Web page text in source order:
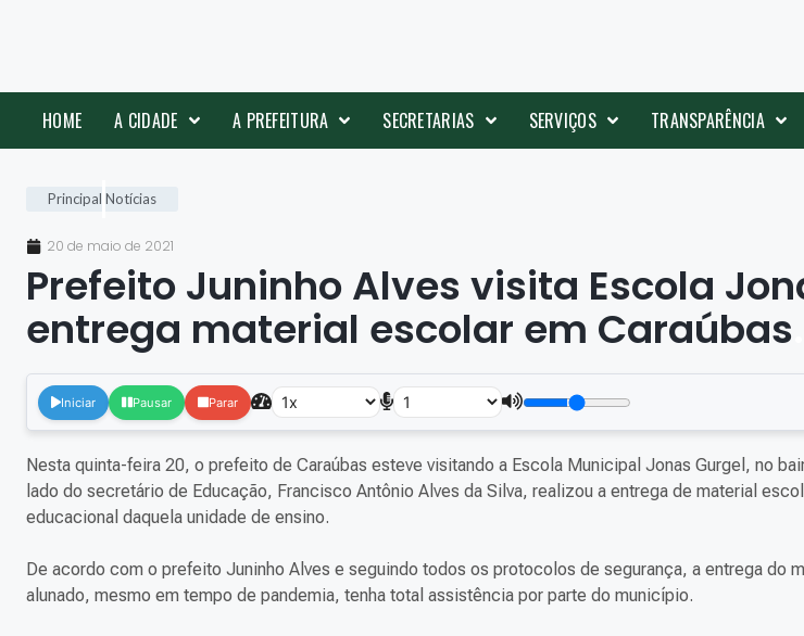
HOME A CIDADE A PREFEITURA SECRETARIAS SERVIÇOS TRANSPARÊNCIA
Principal Notícias
20 de maio de 2021
Prefeito Juninho Alves visita Escola
entrega material escolar em Caraúbas
Iniciar Pausar Parar
Nesta quinta-feira 20, o prefeito de Caraúbas esteve visitando a Escola Municipal Jonas Gurgel, no
lado do secretário de Educação, Francisco Antônio Alves da Silva, realizou a entrega de material
educacional daquela unidade de ensino.
De acordo com o prefeito Juninho Alves e seguindo todos os protocolos de segurança, a entrega do
alunado, mesmo em tempo de pandemia, tenha total assistência por parte do município.